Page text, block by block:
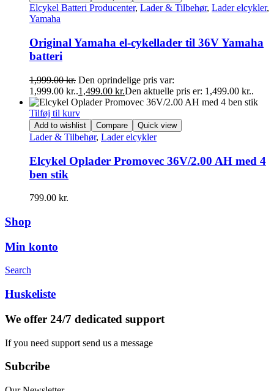
Elcykel Batteri Producenter, Lader & Tilbehør, Lader elcykler,
Yamaha
Original Yamaha el-cykellader til 36V Yamaha
batteri
1,999.00kr. Den oprindelige pris var:
1,999.00 kr..1,499.00 kr.Den aktuelle pris er: 1,499.00 kr..
Tilføj til kurv
Add to wishlist Compare Quick view
Lader & Tilbehør, Lader elcykler
Elcykel Oplader Promovec 36V/2.00 AH med 4
ben stik
799.00 kr.
Shop
Min konto
Search
Huskeliste
We offer 24/7 dedicated support
If you need support send us a message
Subcribe